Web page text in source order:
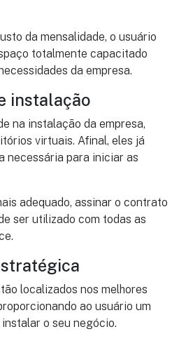
da mensalidade, o usuário
totalmente capacitado
da empresa.
instalação
na instalação da empresa,
virtuais. Afinal, eles já
necessária para iniciar as
adequado, assinar o contrato
ser utilizado com todas as
localizados nos melhores
ao usuário um
o seu negócio.